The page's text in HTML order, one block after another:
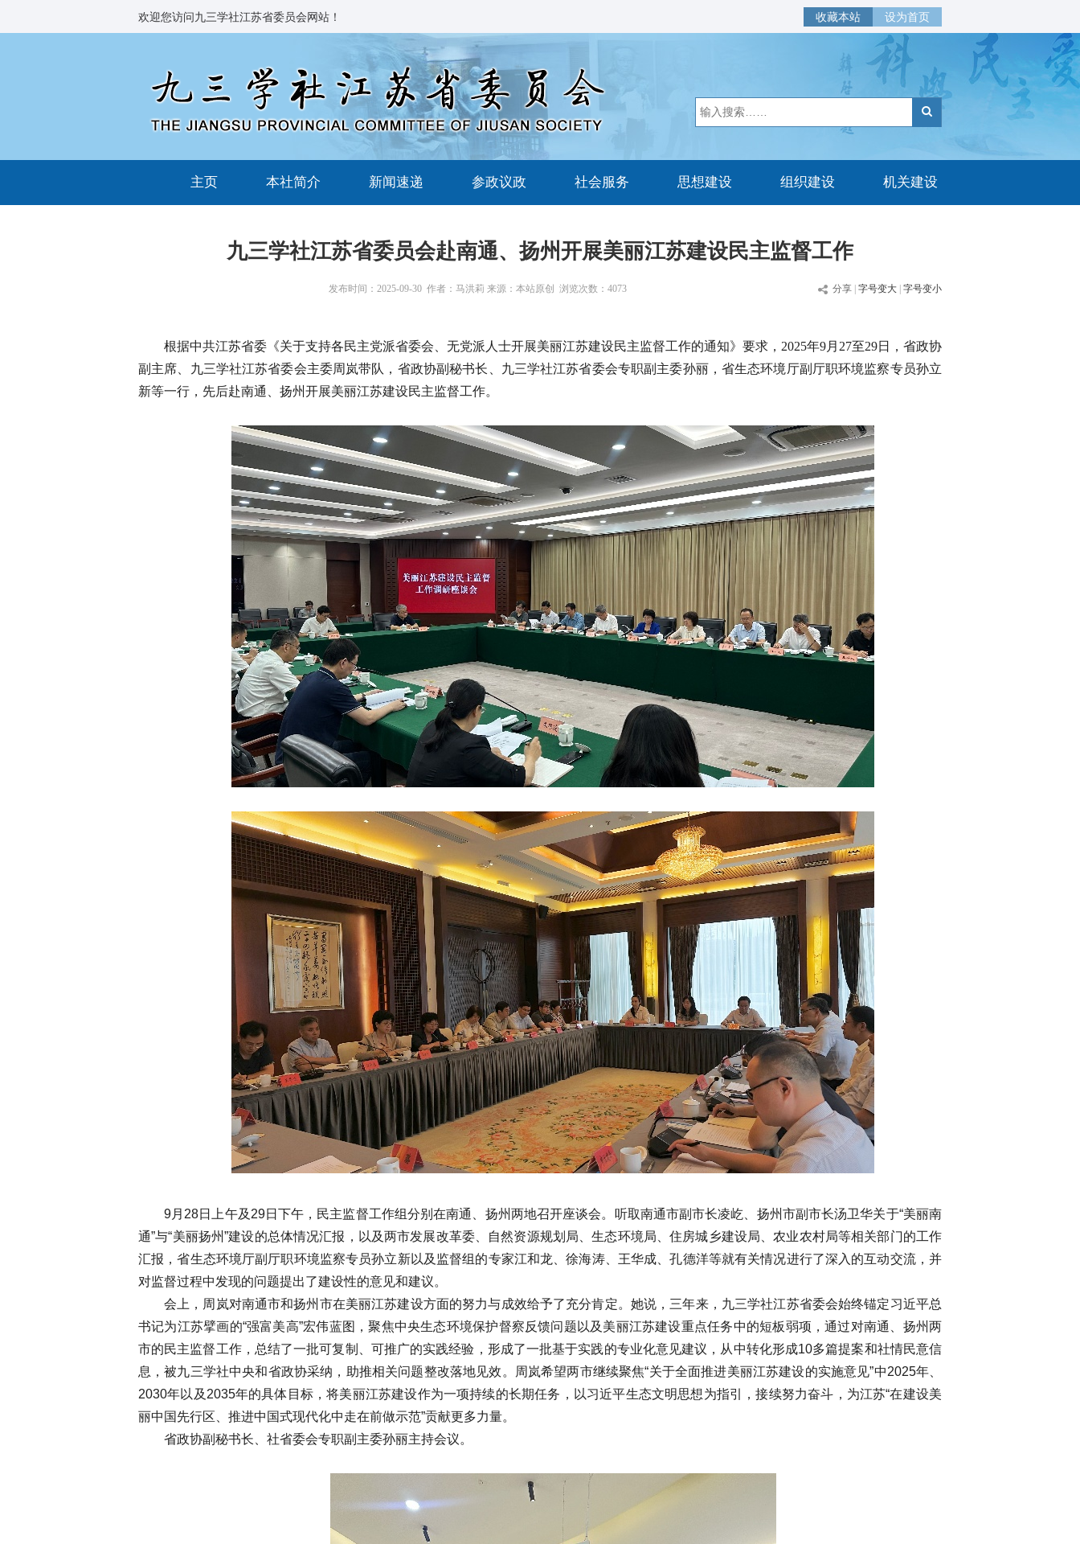
欢迎您访问九三学社江苏省委员会网站！ 收藏本站 设为首页
主页 本社简介 新闻速递 参政议政 社会服务 思想建设 组织建设 机关建设
九三学社江苏省委员会赴南通、扬州开展美丽江苏建设民主监督工作
发布时间：2025-09-30 作者：马洪莉 来源：本站原创 浏览次数： 4073 分享 字号变大 字号变小
根据中共江苏省委《关于支持各民主党派省委会、无党派人士开展美丽江苏建设民主监督工作的通知》要求，2025年9月27至29日，省政协
副主席、九三学社江苏省委会主委周岚带队，省政协副秘书长、九三学社江苏省委会专职副主委孙丽，省生态环境厅副厅职环境监察专员孙立
新等一行，先后赴南通、扬州开展美丽江苏建设民主监督工作。
9月28日上午及29日下午，民主监督工作组分别在南通、扬州两地召开座谈会。听取南通市副市长凌屹、扬州市副市长汤卫华关于“美丽南
通”与“美丽扬州”建设的总体情况汇报，以及两市发展改革委、自然资源规划局、生态环境局、住房城乡建设局、农业农村局等相关部门的工作
汇报，省生态环境厅副厅职环境监察专员孙立新以及监督组的专家江和龙、徐海涛、王华成、孔德洋等就有关情况进行了深入的互动交流，并
对监督过程中发现的问题提出了建设性的意见和建议。
会上，周岚对南通市和扬州市在美丽江苏建设方面的努力与成效给予了充分肯定。她说，三年来，九三学社江苏省委会始终锚定习近平总
书记为江苏擘画的“强富美高”宏伟蓝图，聚焦中央生态环境保护督察反馈问题以及美丽江苏建设重点任务中的短板弱项，通过对南通、扬州两
市的民主监督工作，总结了一批可复制、可推广的实践经验，形成了一批基于实践的专业化意见建议，从中转化形成10多篇提案和社情民意信
息，被九三学社中央和省政协采纳，助推相关问题整改落地见效。周岚希望两市继续聚焦“关于全面推进美丽江苏建设的实施意见”中2025年、
2030年以及2035年的具体目标，将美丽江苏建设作为一项持续的长期任务，以习近平生态文明思想为指引，接续努力奋斗，为江苏“在建设美
丽中国先行区、推进中国式现代化中走在前做示范”贡献更多力量。
省政协副秘书长、社省委会专职副主委孙丽主持会议。